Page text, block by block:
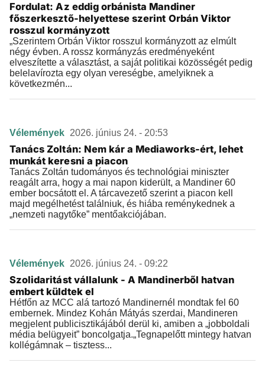
Fordulat: Az eddig orbánista Mandiner
főszerkesztő-helyettese szerint Orbán Viktor
rosszul kormányzott
„Szerintem Orbán Viktor rosszul kormányzott az elmúlt
négy évben. A rossz kormányzás eredményeként
elveszítette a választást, a saját politikai közösségét pedig
belelavírozta egy olyan vereségbe, amelyiknek a
következmén...
Vélemények 2026. június 24. - 20:53
Tanács Zoltán: Nem kár a Mediaworks-ért, lehet
munkát keresni a piacon
Tanács Zoltán tudományos és technológiai miniszter
reagált arra, hogy a mai napon kiderült, a Mandiner 60
ember bocsátott el. A tárcavezető szerint a piacon kell
majd megélhetést találniuk, és hiába reménykednek a
„nemzeti nagytőke” mentőakciójában.
Vélemények 2026. június 24. - 09:22
Szolidaritást vállalunk - A Mandinerből hatvan
embert küldtek el
Hétfőn az MCC alá tartozó Mandinernél mondtak fel 60
embernek. Mindez Kohán Mátyás szerdai, Mandineren
megjelent publicisztikájából derül ki, amiben a „jobboldali
média belügyeit” boncolgatja.„Tegnapelőtt mintegy hatvan
kollégámnak – tisztess...